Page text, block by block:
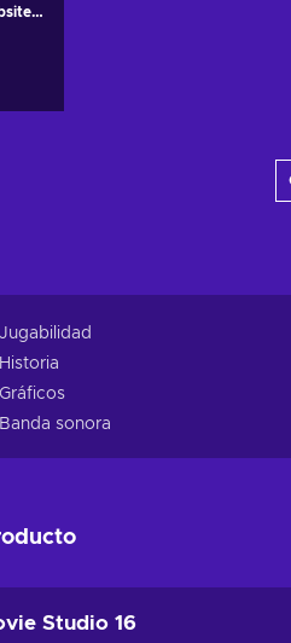
Jugabilidad
Historia
Gráficos
Banda sonora
Studio 16